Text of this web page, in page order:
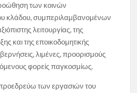
των κοινών
κλάδου, συμπεριλαμβανομένων
λειτουργίας, της
και της εποικοδομητικής
λιμένες, προορισμούς
φορείς παγκοσμίως.
προεδρεύω των εργασιών του